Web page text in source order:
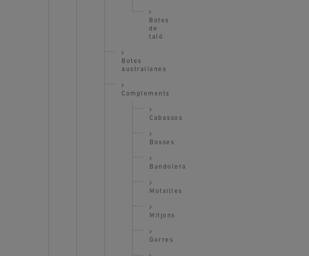
Botes
de
taló
Botes
australianes
Complements
Cabassos
Bosses
Bandolera
Motxilles
Mitjons
Gorres